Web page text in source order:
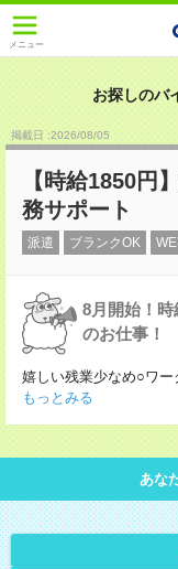
メニュー
お探しのバ
掲載日 :2026/08/05
【時給1850円
務サポート
派遣 ブランクOK
8月開始！
のお仕事！
嬉しい残業少なめ○ワ
もっとみる
あな